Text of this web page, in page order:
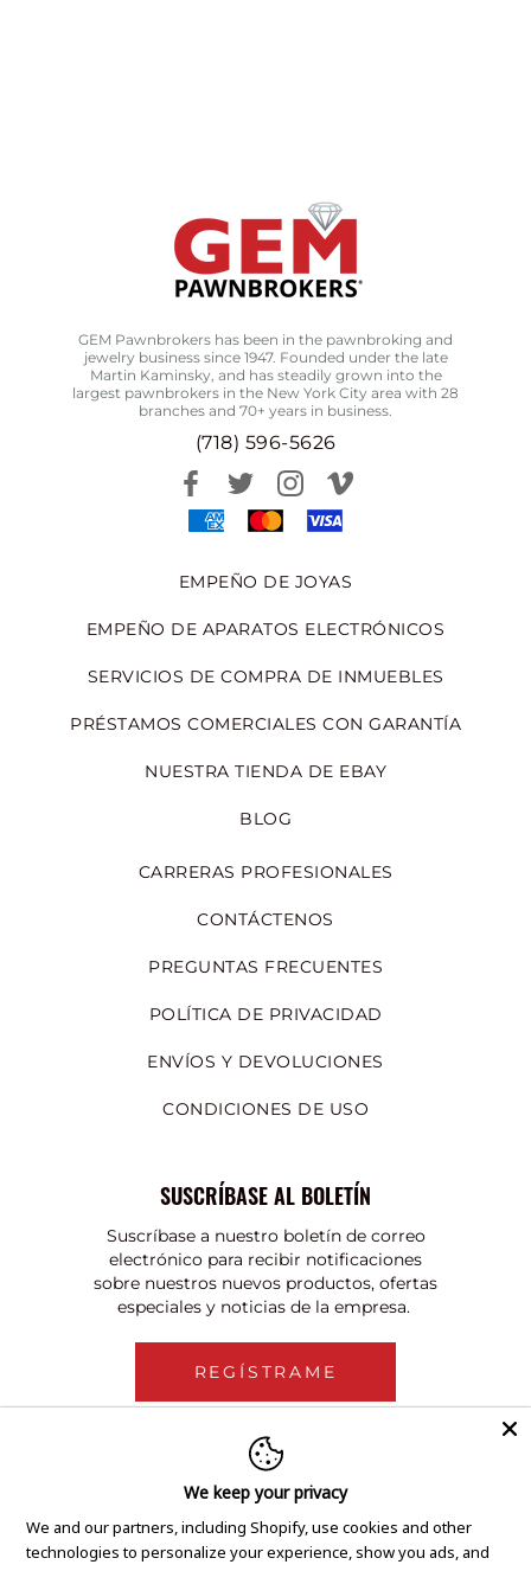
GEM Pawnbrokers has been in the pawnbroking and
jewelry business since 1947. Founded under the late
Martin Kaminsky, and has steadily grown into the
largest pawnbrokers in the New York City area with 28
branches and 70+ years in business.
(718) 596-5626
EMPEÑO DE JOYAS
EMPEÑO DE APARATOS ELECTRÓNICOS
SERVICIOS DE COMPRA DE INMUEBLES
PRÉSTAMOS COMERCIALES CON GARANTÍA
NUESTRA TIENDA DE EBAY
BLOG
CARRERAS PROFESIONALES
CONTÁCTENOS
PREGUNTAS FRECUENTES
POLÍTICA DE PRIVACIDAD
ENVÍOS Y DEVOLUCIONES
CONDICIONES DE USO
SUSCRÍBASE AL BOLETÍN
Suscríbase a nuestro boletín de correo
electrónico para recibir notificaciones
sobre nuestros nuevos productos, ofertas
especiales y noticias de la empresa.
REGÍSTRAME
We keep your privacy
We and our partners, including Shopify, use cookies and other
technologies to personalize your experience, show you ads, and